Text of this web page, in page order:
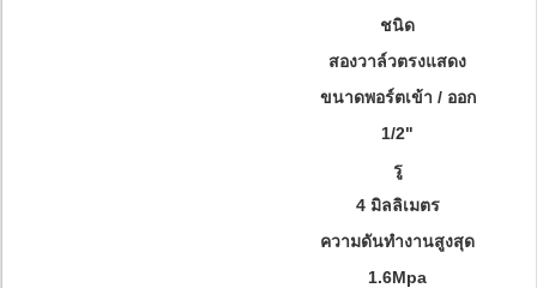
ชนิด
สองวาล์วตรงแสดง
ขนาดพอร์ตเข้า / ออก
1/2"
รู
4 มิลลิเมตร
ความดันทำงานสูงสุด
1.6Mpa